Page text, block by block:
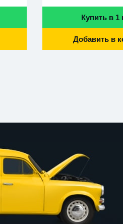
Купить в 1
Добавить в